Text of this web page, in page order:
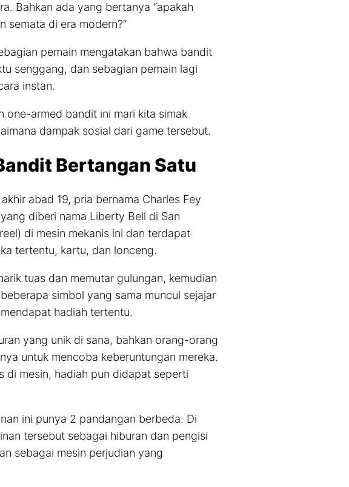
Bahkan ada yang bertanya “apakah
semata di era modern?”
pemain mengatakan bahwa bandit
senggang, dan sebagian pemain lagi
instan.
one-armed bandit ini mari kita simak
dampak sosial dari gametersebut.
Bertangan Satu
abad 19, pria bernama Charles Fey
diberi nama Liberty Bell di San
di mesin mekanis ini dan terdapat
tertentu, kartu, dan lonceng.
tuas dan memutar gulungan, kemudian
simbol yang sama muncul sejajar
hadiah tertentu.
yang unik di sana, bahkan orang-orang
untuk mencoba keberuntungan mereka.
di mesin, hadiah pun didapat seperti
ini punya 2 pandangan berbeda. Di
tersebut sebagai hiburan dan pengisi
sebagai mesin perjudian yang